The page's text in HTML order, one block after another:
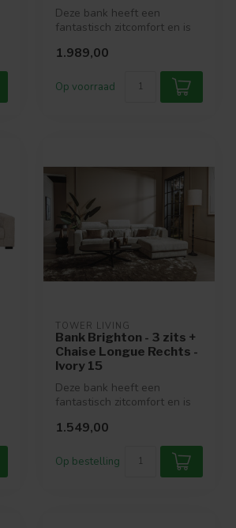
Deze bank heeft een
fantastisch zitcomfort en is
kleu...
1.989,00
Op voorraad
TOWER LIVING
Bank Brighton - 3 zits +
Chaise Longue Rechts -
Ivory 15
Deze bank heeft een
fantastisch zitcomfort en is
kleu...
1.549,00
Op bestelling